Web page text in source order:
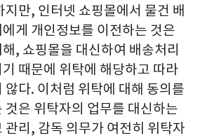
지만, 인터넷 쇼핑몰에서 물건 배
게 개인정보를 이전하는 것은
, 쇼핑몰을 대신하여 배송처리
때문에 위탁에 해당하고 따라
않다. 이처럼 위탁에 대해 동의를
것은 위탁자의 업무를 대신하는
관리, 감독 의무가 여전히 위탁자